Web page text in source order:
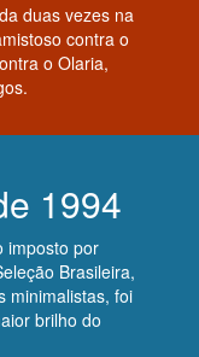
duas vezes na
contra o
o Olaria,
1994
imposto por
Brasileira,
minimalistas, foi
brilho do